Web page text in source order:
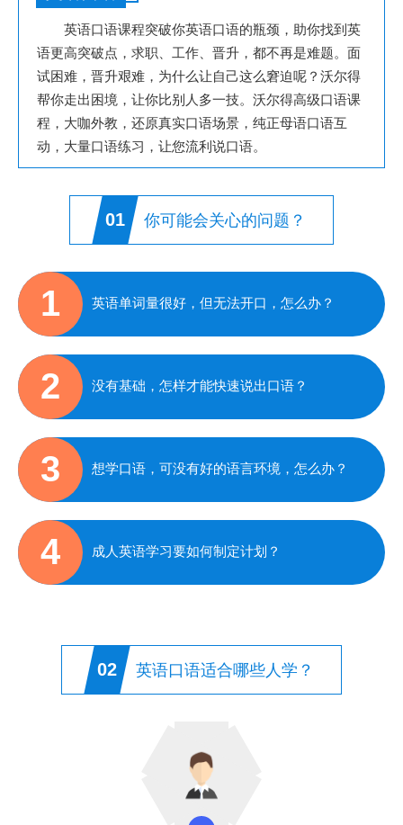
英语口语课程突破你英语口语的瓶颈，助你找到英
语更高突破点，求职、工作、晋升，都不再是难题。面
试困难，晋升艰难，为什么让自己这么窘迫呢？沃尔得
帮你走出困境，让你比别人多一技。沃尔得高级口语课
程，大咖外教，还原真实口语场景，纯正母语口语互
动，大量口语练习，让您流利说口语。
01 你可能会关心的问题？
1 英语单词量很好，但无法开口，怎么办？
2 没有基础，怎样才能快速说出口语？
3 想学口语，可没有好的语言环境，怎么办？
4 成人英语学习要如何制定计划？
02 英语口语适合哪些人学？